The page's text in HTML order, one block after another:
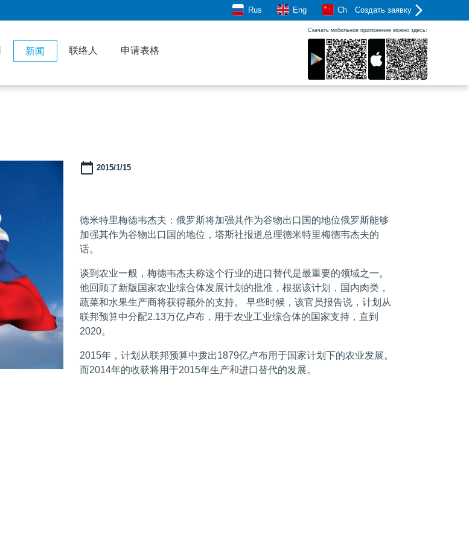
Rus Eng Ch Создать заявку
新闻 联络人 申请表格
Скачать мобильное приложение можно здесь:
2015/1/15
德米特里梅德韦杰夫：俄罗斯将加强其作为谷物出口国的地位俄罗斯能够
加强其作为谷物出口国的地位，塔斯社报道总理德米特里梅德韦杰夫的
话。
谈到农业一般，梅德韦杰夫称这个行业的进口替代是最重要的领域之一。
他回顾了新版国家农业综合体发展计划的批准，根据该计划，国内肉类，
蔬菜和水果生产商将获得额外的支持。 早些时候，该官员报告说，计划从
联邦预算中分配2.13万亿卢布，用于农业工业综合体的国家支持，直到
2020。
2015年，计划从联邦预算中拨出1879亿卢布用于国家计划下的农业发展。
而2014年的收获将用于2015年生产和进口替代的发展。